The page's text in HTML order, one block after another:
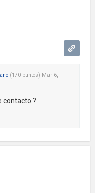
(170 puntos) Mar 6,
contacto ?